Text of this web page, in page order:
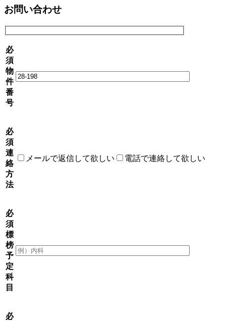
お問い合わせ
必
須
物
件
番
号
必
須
連
絡
方
法
メールで返信して欲しい 電話で連絡して欲しい
必
須
標
榜
予
定
科
目
必